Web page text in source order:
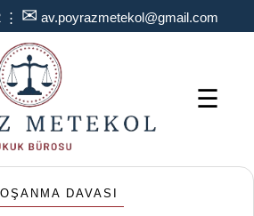
⋮ ✉ av.poyrazmetekol@gmail.com
☰
DAVASI